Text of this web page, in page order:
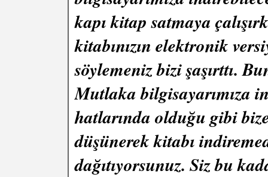
kapı kitap satmaya
kitabınızın elektronik
söylemeniz bizi şaşırttı.
Mutlaka bilgisayarımıza
hatlarında olduğu gibi
düşünerek kitabı
dağıtıyorsunuz. Siz bu